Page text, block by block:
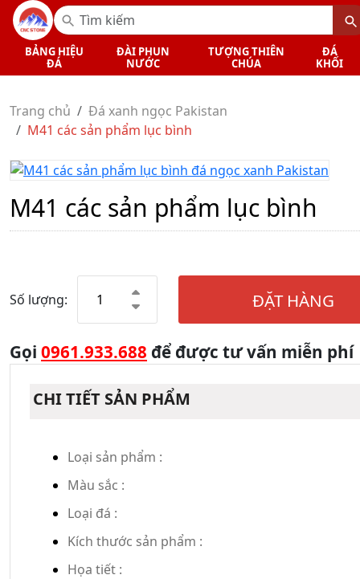
BẢNG HIỆU
ĐÁ
ĐÀI PHUN
NƯỚC
TƯỢNG THIÊN
CHÚA
ĐÁ
KHỐI
Trang chủ
Đá xanh ngọc Pakistan
M41 các sản phẩm lục bình
M41 các sản phẩm lục bình
Số lượng: ĐẶT HÀNG
Gọi 0961.933.688 để được tư vấn miễn phí
CHI TIẾT SẢN PHẨM
Loại sản phẩm :
Màu sắc :
Loại đá :
Kích thước sản phẩm :
Họa tiết :